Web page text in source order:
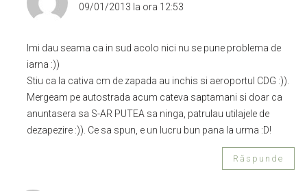
09/01/2013 la ora 12:53
Imi dau seama ca in sud acolo nici nu se pune problema de
iarna :))
Stiu ca la cativa cm de zapada au inchis si aeroportul CDG :)).
Mergeam pe autostrada acum cateva saptamani si doar ca
anuntasera sa S-AR PUTEA sa ninga, patrulau utilajele de
dezapezire :)). Ce sa spun, e un lucru bun pana la urma :D!
Răspunde